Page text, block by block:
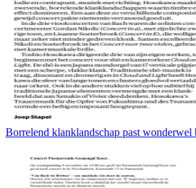
Borrelend klanklandschap past wonderwel